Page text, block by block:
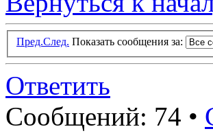
Пред.След. Показать сообщения за:
Ответить
Сообщений: 74 •